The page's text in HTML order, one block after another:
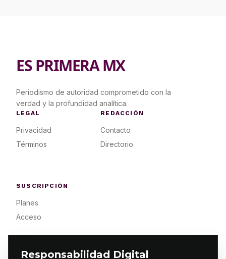
Responsabilidad Digital
ES PRIMERA MX
Periodismo de autoridad comprometido con la
verdad y la profundidad analítica.
LEGAL
Privacidad
Términos
REDACCIÓN
Contacto
Directorio
SUSCRIPCIÓN
Planes
Acceso